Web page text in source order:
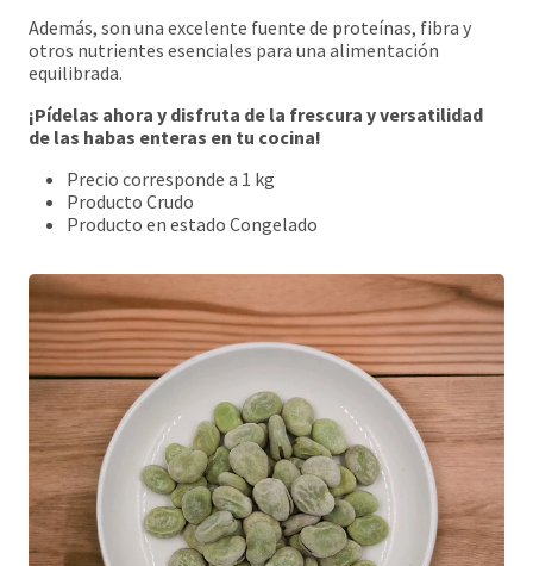
Además, son una excelente fuente de proteínas, fibra y
otros nutrientes esenciales para una alimentación
equilibrada.
¡Pídelas ahora y disfruta de la frescura y versatilidad
de las habas enteras en tu cocina!
Precio corresponde a 1 kg
Producto Crudo
Producto en estado Congelado